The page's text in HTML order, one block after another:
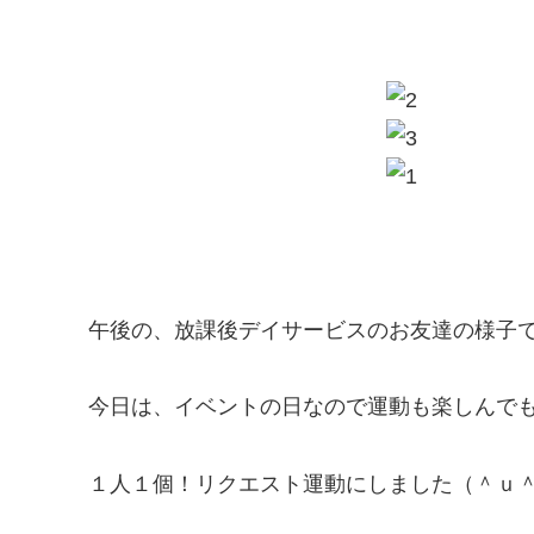
午後の、放課後デイサービスのお友達の様子
今日は、イベントの日なので運動も楽しんで
１人１個！リクエスト運動にしました（＾ｕ＾